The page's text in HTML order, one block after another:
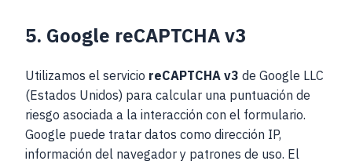
5. Google reCAPTCHA v3
Utilizamos el servicio reCAPTCHA v3 de Google LLC
(Estados Unidos) para calcular una puntuación de
riesgo asociada a la interacción con el formulario.
Google puede tratar datos como dirección IP,
información del navegador y patrones de uso. El